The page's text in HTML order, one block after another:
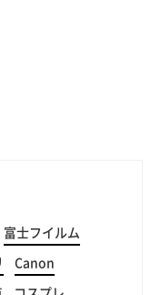
富士フイルム
Canon